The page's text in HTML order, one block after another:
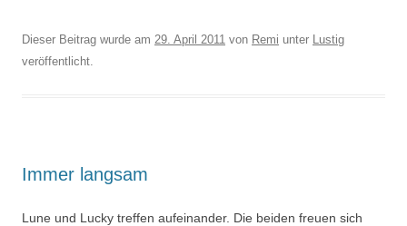
Dieser Beitrag wurde am 29. April 2011 von Remi unter Lustig
veröffentlicht.
Immer langsam
Lune und Lucky treffen aufeinander. Die beiden freuen sich